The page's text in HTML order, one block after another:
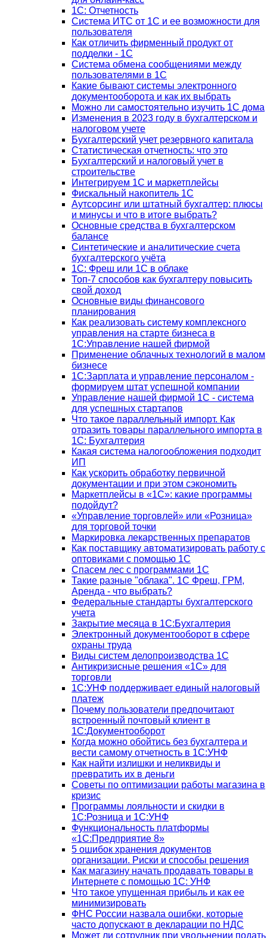
1С: Отчетность
Система ИТС от 1С и ее возможности для
пользователя
Как отличить фирменный продукт от
подделки - 1С
Система обмена сообщениями между
пользователями в 1С
Какие бывают системы электронного
документооборота и как их выбрать
Можно ли самостоятельно изучить 1С дома
Изменения в 2023 году в бухгалтерском и
налоговом учете
Бухгалтерский учет резервного капитала
Статистическая отчетность: что это
Бухгалтерский и налоговый учет в
строительстве
Интегрируем 1С и маркетплейсы
Фискальный накопитель 1С
Аутсорсинг или штатный бухгалтер: плюсы
и минусы и что в итоге выбрать?
Основные средства в бухгалтерском
балансе
Синтетические и аналитические счета
бухгалтерского учёта
1C: Фреш или 1С в облаке
Топ-7 способов как бухгалтеру повысить
свой доход
Основные виды финансового
планирования
Как реализовать систему комплексного
управления на старте бизнеса в
1С:Управление нашей фирмой
Применение облачных технологий в малом
бизнесе
1C:Зарплата и управление персоналом -
формируем штат успешной компании
Управление нашей фирмой 1C - система
для успешных стартапов
Что такое параллельный импорт. Как
отразить товары параллельного импорта в
1С: Бухгалтерия
Какая система налогообложения подходит
ИП
Как ускорить обработку первичной
документации и при этом сэкономить
Маркетплейсы в «1С»: какие программы
подойдут?
«Управление торговлей» или «Розница»
для торговой точки
Маркировка лекарственных препаратов
Как поставщику автоматизировать работу с
оптовиками с помощью 1С
Спасем лес с программами 1С
Такие разные "облака". 1С Фреш, ГРМ,
Аренда - что выбрать?
Федеральные стандарты бухгалтерского
учета
Закрытие месяца в 1С:Бухгалтерия
Электронный документооборот в сфере
охраны труда
Виды систем делопроизводства 1C
Антикризисные решения «1С» для
торговли
1С:УНФ поддерживает единый налоговый
платеж
Почему пользователи предпочитают
встроенный почтовый клиент в
1С:Документооборот
Когда можно обойтись без бухгалтера и
вести самому отчетность в 1С:УНФ
Как найти излишки и неликвиды и
превратить их в деньги
Советы по оптимизации работы магазина в
кризис
Программы лояльности и скидки в
1С:Розница и 1С:УНФ
Функциональность платформы
«1С:Предприятие 8»
5 ошибок хранения документов
организации. Риски и способы решения
Как магазину начать продавать товары в
Интернете с помощью 1С: УНФ
Что такое упущенная прибыль и как ее
минимизировать
ФНС России назвала ошибки, которые
часто допускают в декларации по НДС
Может ли сотрудник при увольнении подать